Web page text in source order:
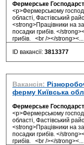
Фермерське
<p>Фермерському
області, Фастівський
<strong>Працівники на
посадки грибів. </
грибів. <br /></strong><...
ID вакансії: 3813377
Вакансія:
ферму Київська
Фермерське
<p>Фермерському
області, Фастівський
<strong>Працівники на
посадки грибів. </
грибів. <br /></strong><...